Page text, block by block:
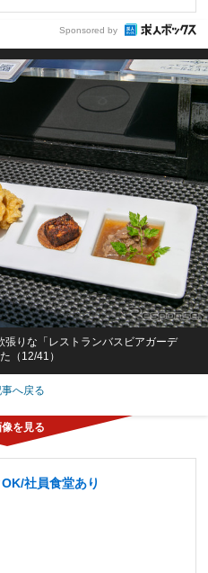
Sponsored by
張りな「レストランバスビアガーデ
（12/41）
事へ戻る
社員食堂あり